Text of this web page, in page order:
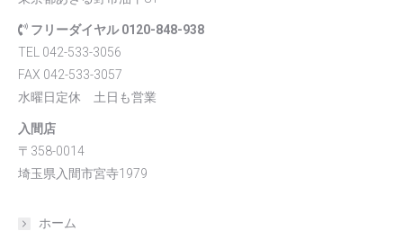
フリーダイヤル 0120-848-938
TEL 042-533-3056
FAX 042-533-3057
水曜日定休 土日も営業
入間店
〒358-0014
埼玉県入間市宮寺1979
ホーム